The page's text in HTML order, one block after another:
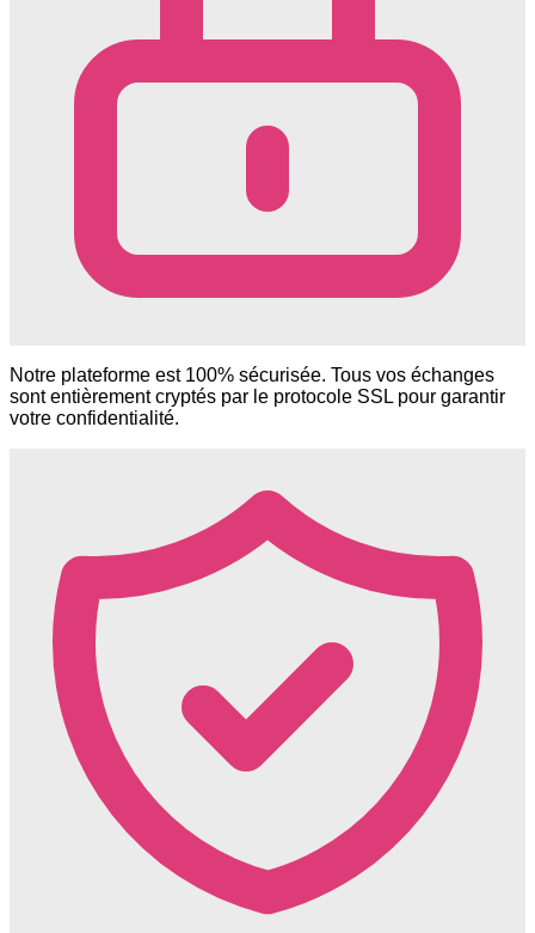
Notre plateforme est 100% sécurisée. Tous vos échanges
sont entièrement cryptés par le protocole SSL pour garantir
votre confidentialité.